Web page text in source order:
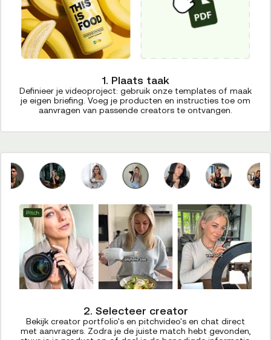
1. Plaats taak
Definieer je videoproject: gebruik onze templates of maak
je eigen briefing. Voeg je producten en instructies toe om
aanvragen van passende creators te ontvangen.
2. Selecteer creator
Bekijk creator portfolio's en pitchvideo's en chat direct
met aanvragers. Zodra je de juiste match hebt gevonden,